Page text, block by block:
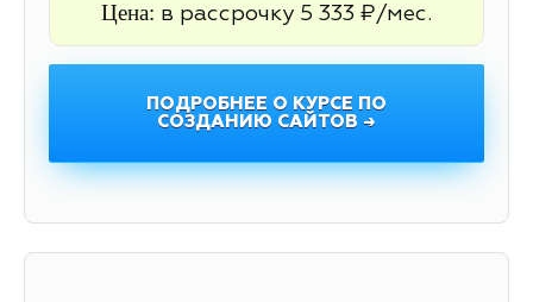
Цена: в рассрочку 5 333 ₽/мес.
ПОДРОБНЕЕ О КУРСЕ ПО
СОЗДАНИЮ САЙТОВ →